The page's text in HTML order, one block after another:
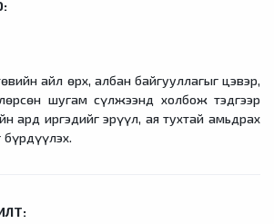
айл өрх, албан байгууллагыг цэвэр,
шугам сүлжээнд холбож тэдгээр
ард иргэдийг эрүүл, ая тухтай амьдрах
бүрдүүлэх.